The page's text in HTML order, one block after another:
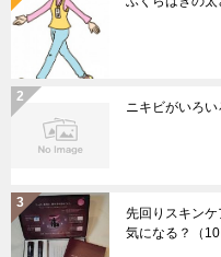
ニキビがいろ
先回りスキン
気になる？
（